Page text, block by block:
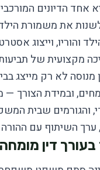
אחד הדיונים
את משמורת
והוריו, וייצוג
מקצועית של
מנוסה לא רק מייצג
ובמידת הצורך
והגורמים שבית
ערך השיתוף עם ההורה
בעורך דין